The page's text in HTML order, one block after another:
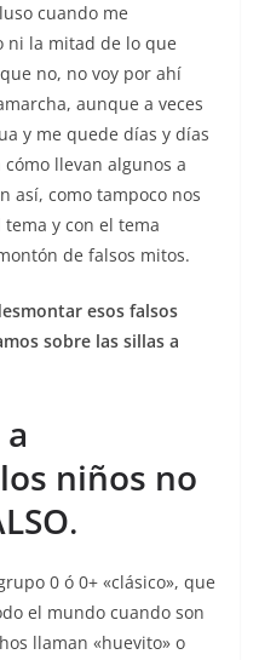
cuando me
ni la mitad de lo que
no, no voy por ahí
aunque a veces
y me quede días y días
llevan algunos a
así, como tampoco nos
tema y con el tema
de falsos mitos.
esos falsos
sobre las sillas a
niños no
.
0 ó 0+ «clásico», que
el mundo cuando son
llaman «huevito» o